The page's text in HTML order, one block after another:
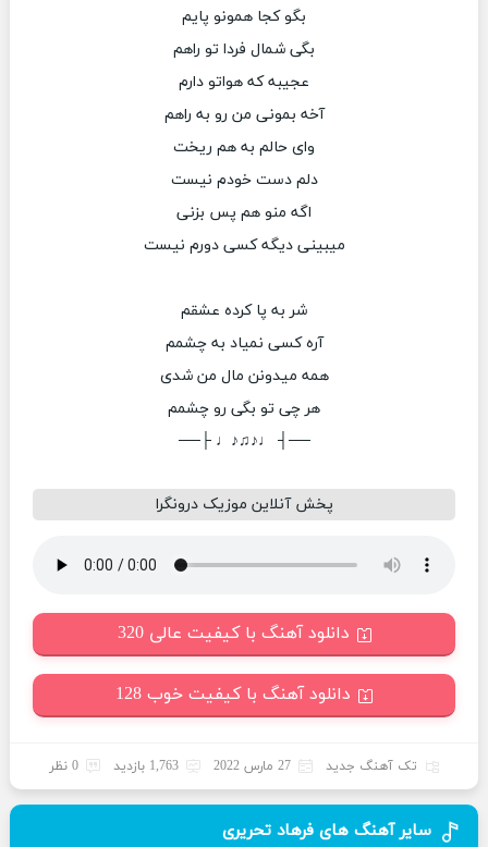
بگو کجا همونو پایم
بگی شمال فردا تو راهم
عجیبه که هواتو دارم
آخه بمونی من رو به راهم
وای حالم به هم ریخت
دلم دست خودم نیست
اگه منو هم پس بزنی
میبینی دیگه کسی دورم نیست
شر به پا کرده عشقم
آره کسی نمیاد به چشمم
همه میدونن مال من شدی
هر چی تو بگی رو چشمم
──┤ ♩♪♫♪♩ ├──
پخش آنلاین موزیک درونگرا
دانلود آهنگ با کیفیت عالی 320
دانلود آهنگ با کیفیت خوب 128
تک آهنگ جدید 27 مارس 2022 1,763 بازدید 0 نظر
سایر آهنگ های فرهاد تحریری